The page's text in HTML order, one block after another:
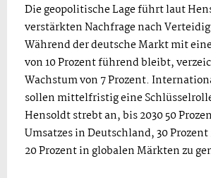
Die geopolitische Lage führt laut
verstärkten Nachfrage nach
Während der deutsche Markt mit
von 10 Prozent führend bleibt,
Wachstum von 7 Prozent.
sollen mittelfristig eine
Hensoldt strebt an, bis 2030 50
Umsatzes in Deutschland, 30
20 Prozent in globalen Märkten zu